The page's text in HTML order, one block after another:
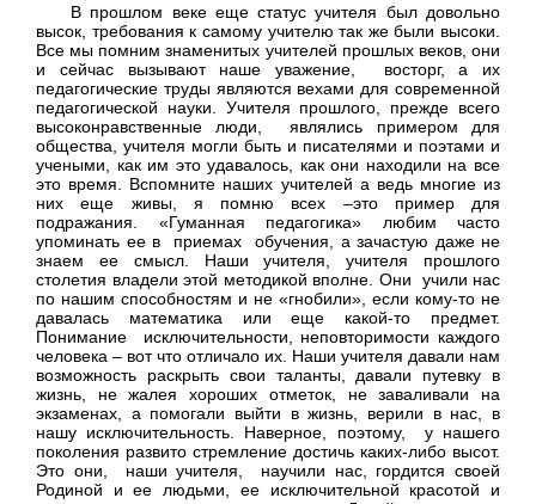
В прошлом веке еще статус учителя был довольно
высок, требования к самому учителю так же были высоки.
Все мы помним знаменитых учителей прошлых веков, они
и сейчас вызывают наше уважение, восторг, а их
педагогические труды являются вехами для современной
педагогической науки. Учителя прошлого, прежде всего
высоконравственные люди, являлись примером для
общества, учителя могли быть и писателями и поэтами и
учеными, как им это удавалось, как они находили на все
это время. Вспомните наших учителей а ведь многие из
них еще живы, я помню всех –это пример для
подражания. «Гуманная педагогика» любим часто
упоминать ее в приемах обучения, а зачастую даже не
знаем ее смысл. Наши учителя, учителя прошлого
столетия владели этой методикой вполне. Они учили нас
по нашим способностям и не «гнобили», если кому-то не
давалась математика или еще какой-то предмет.
Понимание исключительности, неповторимости каждого
человека – вот что отличало их. Наши учителя давали нам
возможность раскрыть свои таланты, давали путевку в
жизнь, не жалея хороших отметок, не заваливали на
экзаменах, а помогали выйти в жизнь, верили в нас, в
нашу исключительность. Наверное, поэтому, у нашего
поколения развито стремление достичь каких-либо высот.
Это они, наши учителя, научили нас, гордится своей
Родиной и ее людьми, ее исключительной красотой и